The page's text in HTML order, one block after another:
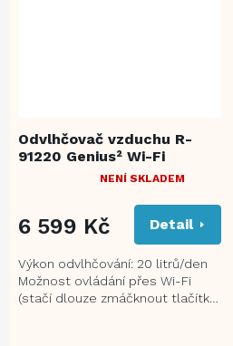
Odvlhčovač vzduchu R-
91220 Genius² Wi-Fi
PRODUKTU
JE
Z
5
HVĚZDIČEK.
NENÍ SKLADEM
6 599 Kč Detail
Výkon odvlhčování: 20 litrů/den
Možnost ovládání přes Wi-Fi
(stačí dlouze zmáčknout tlačítko